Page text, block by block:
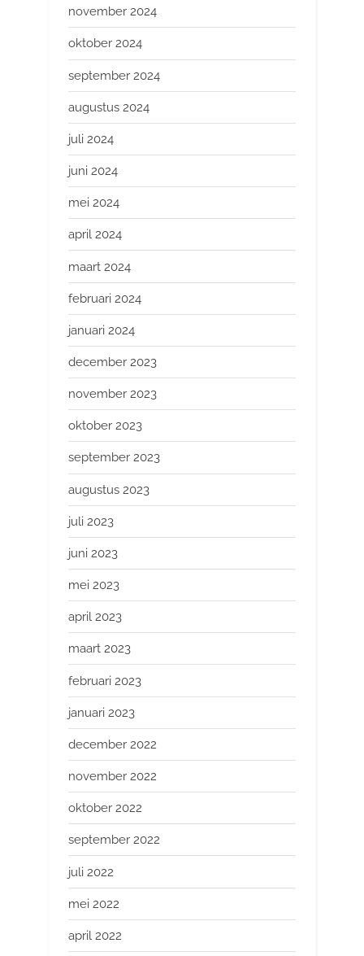
november 2024
oktober 2024
september 2024
augustus 2024
juli 2024
juni 2024
mei 2024
april 2024
maart 2024
februari 2024
januari 2024
december 2023
november 2023
oktober 2023
september 2023
augustus 2023
juli 2023
juni 2023
mei 2023
april 2023
maart 2023
februari 2023
januari 2023
december 2022
november 2022
oktober 2022
september 2022
juli 2022
mei 2022
april 2022